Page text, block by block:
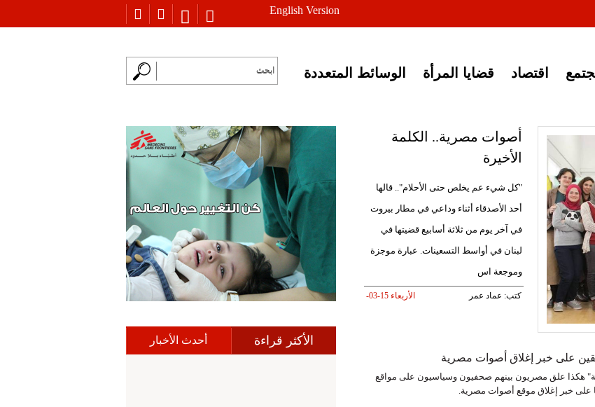
English Version أصوات مصرية
اقتصاد قضايا المرأة
الوسائط المتعددة
أصوات مصرية.. الكلمة
الأخيرة
"كل شيء عم يخلص حتى الأحلام".. قالها
أحد الأصدقاء أثناء وداعي في مطار بيروت
في آخر يوم من ثلاثة أسابيع قضيتها في
لبنان في أواسط التسعينات. عبارة موجزة
وموجعة اس
كتب: عماد عمر
الأربعاء 15-03-
على خبر إغلاق أصوات مصرية
هكذا علق مصريون بينهم صحفيون وسياسيون على مواقع
على خبر إغلاق موقع أصوات مصرية.
الأكثر قراءة أحدث الأخبار